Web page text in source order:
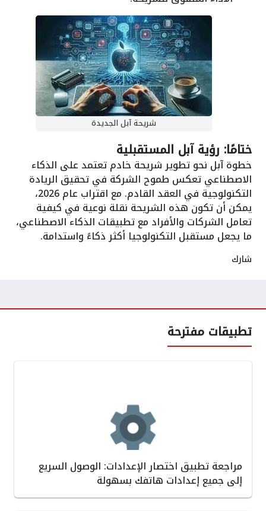
شريحة آبل الجديدة
ختامًا: رؤية آبل المستقبلية
خطوة آبل نحو تطوير شريحة خادم تعتمد على الذكاء
الاصطناعي تعكس طموح الشركة في تحقيق الريادة
التكنولوجية في العقد القادم. مع اقتراب عام 2026،
يمكن أن تكون هذه الشريحة نقلة نوعية في كيفية
تعامل الشركات والأفراد مع تطبيقات الذكاء الاصطناعي،
ما يجعل مستقبل التكنولوجيا أكثر ذكاءً واستدامة.
شارك
تطبيقات مفترحة
مراجعة تطبيق اختصار الإعدادات: الوصول السريع
إلى جميع إعدادات هاتفك بسهولة